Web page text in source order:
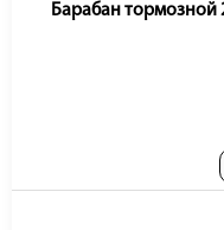
Барабан тормозной